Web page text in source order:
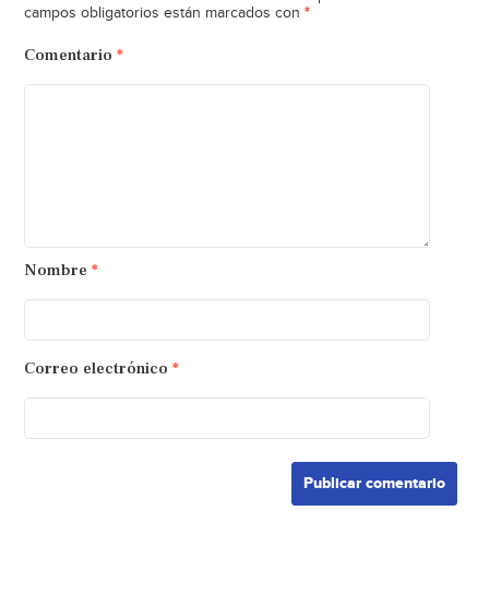
campos obligatorios están marcados con *
Comentario *
Nombre *
Correo electrónico *